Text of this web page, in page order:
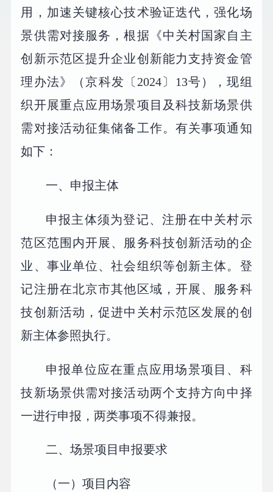
用，加速关键核心技术验证迭代，强化场
景供需对接服务，根据《中关村国家自主
创新示范区提升企业创新能力支持资金管
理办法》（京科发〔2024〕13号），现组
织开展重点应用场景项目及科技新场景供
需对接活动征集储备工作。有关事项通知
如下：
一、申报主体
申报主体须为登记、注册在中关村示
范区范围内开展、服务科技创新活动的企
业、事业单位、社会组织等创新主体。登
记注册在北京市其他区域，开展、服务科
技创新活动，促进中关村示范区发展的创
新主体参照执行。
申报单位应在重点应用场景项目、科
技新场景供需对接活动两个支持方向中择
一进行申报，两类事项不得兼报。
二、场景项目申报要求
（一）项目内容